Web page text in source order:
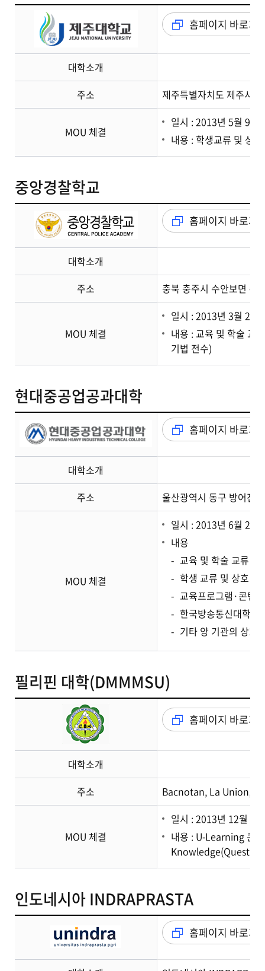
홈페이지 바로가
대학소개
주소
제주특별자치도 제주시
MOU 체결
일시 : 2013년 5월 9일
내용 : 학생교류 및 상
중앙경찰학교
홈페이지 바로가
대학소개
주소
충북 충주시 수안보면 수
MOU 체결
일시 : 2013년 3월 22일
내용 : 교육 및 학술 교
기법 전수)
현대중공업공과대학
홈페이지 바로가
대학소개
주소
울산광역시 동구 방어진
MOU 체결
일시 : 2013년 6월 21일
내용
교육 및 학술 교류
학생 교류 및 상호 학
교육프로그램·콘텐
한국방송통신대학교
기타 양 기관의 상호
필리핀 대학(DMMMSU)
홈페이지 바로가
대학소개
주소
Bacnotan, La Union,
MOU 체결
일시 : 2013년 12월 9일
내용 : U-Learning 콘
Knowledge(Question,
인도네시아 INDRAPRASTA
홈페이지 바로가